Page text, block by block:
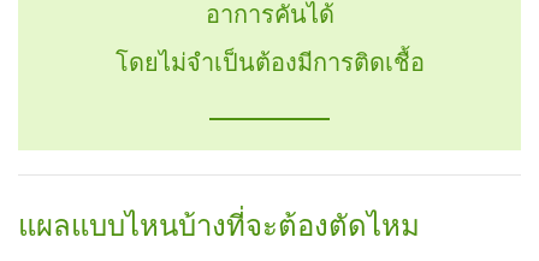
อาการคันได้
โดยไม่จำเป็นต้องมีการติดเชื้อ
แผลแบบไหนบ้างที่จะต้องตัดไหม